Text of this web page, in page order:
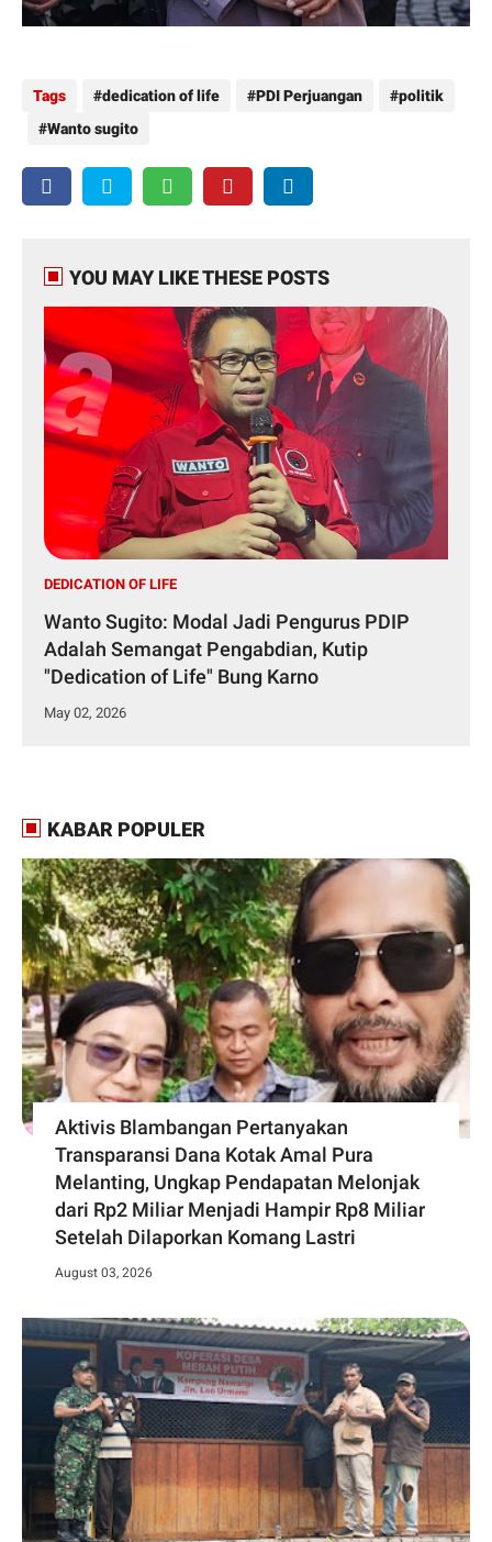
Tags dedication of life PDI Perjuangan
politik
Wanto sugito
YOU MAY LIKE THESE POSTS
DEDICATION OF LIFE
Wanto Sugito: Modal Jadi Pengurus PDIP
Adalah Semangat Pengabdian, Kutip
"Dedication of Life" Bung Karno
May 02, 2026
KABAR POPULER
Aktivis Blambangan Pertanyakan
Transparansi Dana Kotak Amal Pura
Melanting, Ungkap Pendapatan Melonjak
dari Rp2 Miliar Menjadi Hampir Rp8 Miliar
Setelah Dilaporkan Komang Lastri
August 03, 2026